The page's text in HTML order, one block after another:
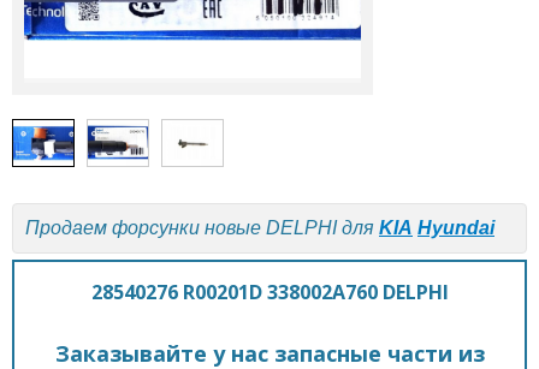
Продаем форсунки новые DELPHI для KIA Hyundai
28540276 R00201D 338002A760 DELPHI
Заказывайте у нас запасные части из